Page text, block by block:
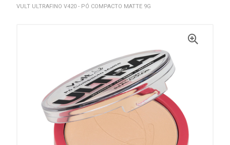
VULT ULTRAFINO V420 - PÓ COMPACTO MATTE 9G